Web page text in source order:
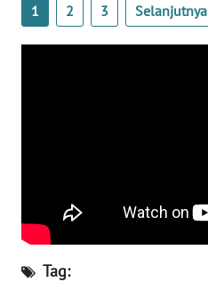
1 2 3 Selanjutnya
Tag:
WN
WN
SULBAR